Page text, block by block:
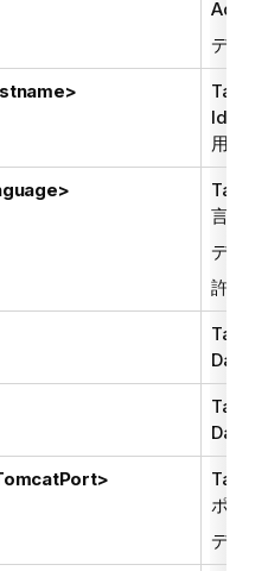
デフ
用す
言語(
デフ
許可
Data
Data
ポート
デフ